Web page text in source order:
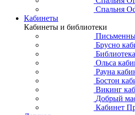
Спальня
Кабинеты
Кабинеты и библиотеки
Брусно
Ольса
Рауна
Бостон
Викинг
Добрый
Кабинет